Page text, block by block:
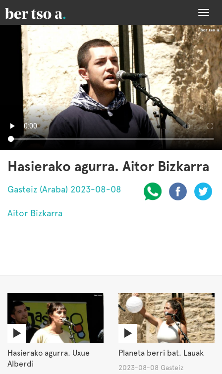
Hasierako agurra. Aitor Bizkarra
Gasteiz (Araba) 2023-08-08
Aitor Bizkarra
Hasierako agurra. Uxue
Alberdi
Planeta berri bat. Lauak
2023-08-08 Gasteiz